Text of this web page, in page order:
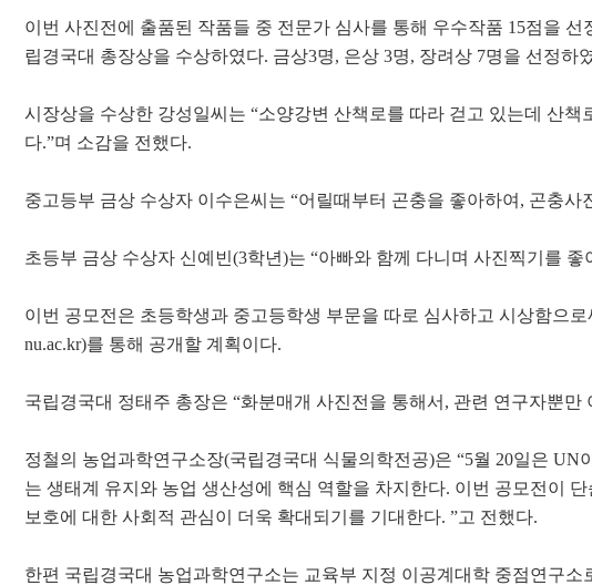
이번 사진전에 출품된 작품들 중 전문가 심사를 통해 우수작품 15점을 선
립경국대 총장상을 수상하였다. 금상3명, 은상 3명, 장려상 7명을 선정하
시장상을 수상한 강성일씨는 “소양강변 산책로를 따라 걷고 있는데 산
다.”며 소감을 전했다.
중고등부 금상 수상자 이수은씨는 “어릴때부터 곤충을 좋아하여 , 곤충사
초등부 금상 수상자 신예빈(3학년)는 “아빠와 함께 다니며 사진찍기를 좋
이번 공모전은 초등학생과 중고등학생 부문을 따로 심사하고 시상함으
nu.ac.kr)를 통해 공개할 계획이다.
국립경국대 정태주 총장은 “화분매개 사진전을 통해서 , 관련 연구자뿐만
정철의 농업과학연구소장(국립경국대 식물의학전공)은 “5월 20일은 UN
는 생태계 유지와 농업 생산성에 핵심 역할을 차지한다. 이번 공모전이
보호에 대한 사회적 관심이 더욱 확대되기를 기대한다. ”고 전했다.
한편 국립경국대 농업과학연구소는 교육부 지정 이공계대학 중점연구